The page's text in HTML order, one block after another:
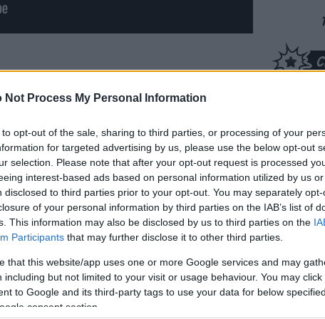
Not Process My Personal Information
to opt-out of the sale, sharing to third parties, or processing of your
for targeted advertising by us, please use the below opt-out
selection. Please note that after your opt-out request is processed
interest-based ads based on personal information utilized by us
disclosed to third parties prior to your opt-out. You may separately
of your personal information by third parties on the IAB’s list of
This information may also be disclosed by us to third parties on the
Participants that may further disclose it to other third parties.
that this website/app uses one or more Google services and may
including but not limited to your visit or usage behaviour. You may
to Google and its third-party tags to use your data for below
consent section.
magyar box
office:
százegymillió éj
nem
(